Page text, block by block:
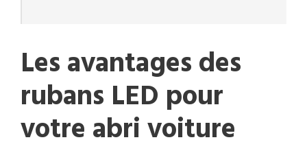
Les avantages des
rubans LED pour
votre abri voiture